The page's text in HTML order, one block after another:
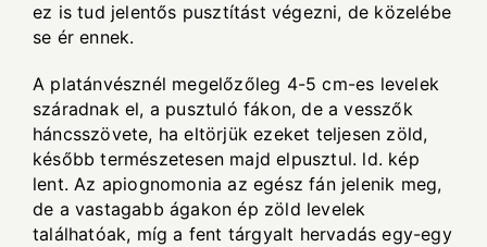
ez is tud jelentős pusztítást végezni, de közelébe
se ér ennek.
A platánvésznél megelőzőleg 4-5 cm-es levelek
száradnak el, a pusztuló fákon, de a vesszők
háncsszövete, ha eltörjük ezeket teljesen zöld,
később természetesen majd elpusztul. ld. kép
lent. Az apiognomonia az egész fán jelenik meg,
de a vastagabb ágakon ép zöld levelek
találhatóak, míg a fent tárgyalt hervadás egy-egy